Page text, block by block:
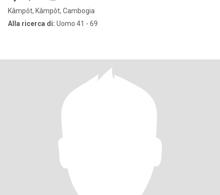
Kâmpôt, Kâmpôt, Cambogia
Alla ricerca di: Uomo 41 - 69